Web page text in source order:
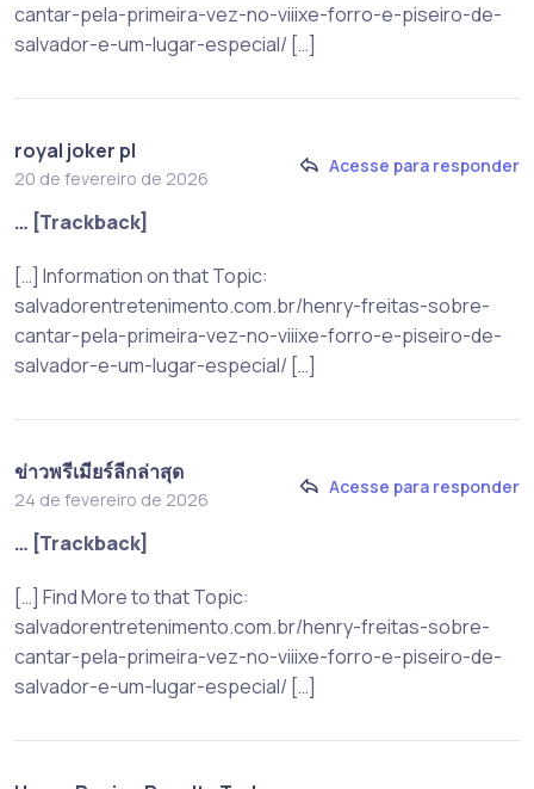
cantar-pela-primeira-vez-no-viiixe-forro-e-piseiro-de-
salvador-e-um-lugar-especial/ […]
royal joker pl
20 de fevereiro de 2026
Acesse para responder
… [Trackback]
[…] Information on that Topic:
salvadorentretenimento.com.br/henry-freitas-sobre-
cantar-pela-primeira-vez-no-viiixe-forro-e-piseiro-de-
salvador-e-um-lugar-especial/ […]
ข่าวพรีเมียร์ลีกล่าสุด
24 de fevereiro de 2026
Acesse para responder
… [Trackback]
[…] Find More to that Topic:
salvadorentretenimento.com.br/henry-freitas-sobre-
cantar-pela-primeira-vez-no-viiixe-forro-e-piseiro-de-
salvador-e-um-lugar-especial/ […]